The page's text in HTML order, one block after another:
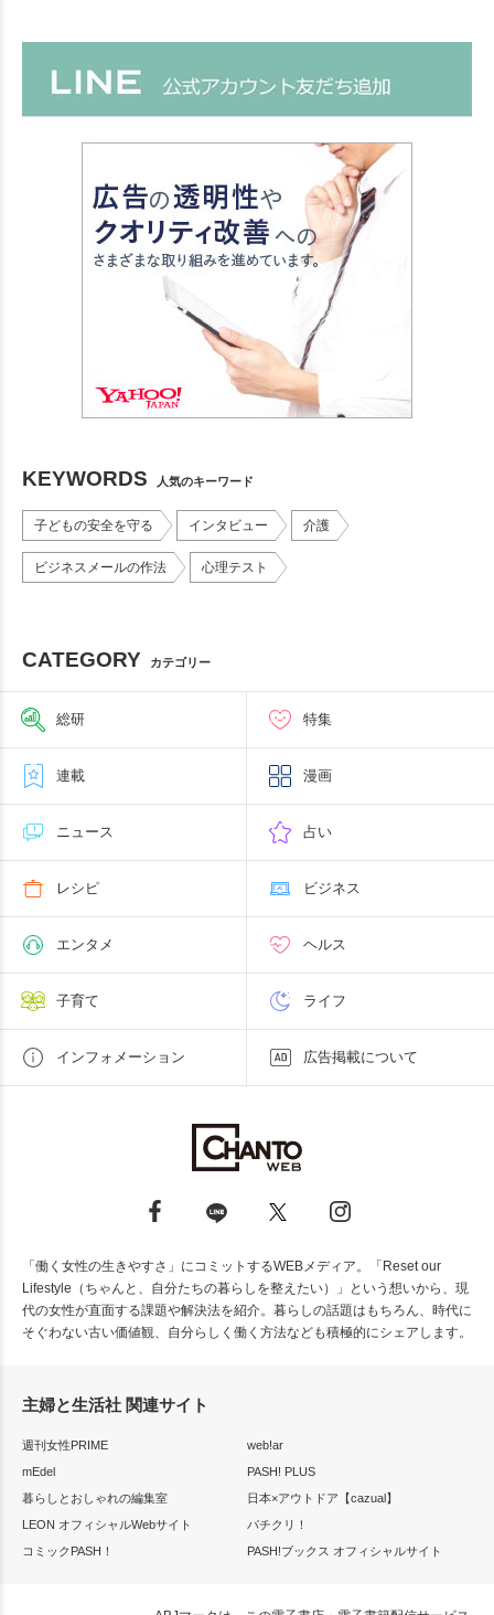
KEYWORDS 人気のキーワード
子どもの安全を守る インタビュー 介護
ビジネスメールの作法 心理テスト
CATEGORY カテゴリー
総研 特集
連載 漫画
ニュース 占い
レシピ ビジネス
エンタメ ヘルス
子育て ライフ
インフォメーション 広告掲載について
「働く女性の生きやすさ」にコミットするWEBメディア。「Reset our
Lifestyle（ちゃんと、自分たちの暮らしを整えたい）」という想いから、現
代の女性が直面する課題や解決法を紹介。暮らしの話題はもちろん、時代に
そぐわない古い価値観、自分らしく働く方法なども積極的にシェアします。
主婦と生活社 関連サイト
週刊女性PRIME
web!ar
mEdel
PASH! PLUS
暮らしとおしゃれの編集室
日本×アウトドア【cazual】
LEON オフィシャルWebサイト
パチクリ！
コミックPASH！
PASH!ブックス オフィシャルサイト